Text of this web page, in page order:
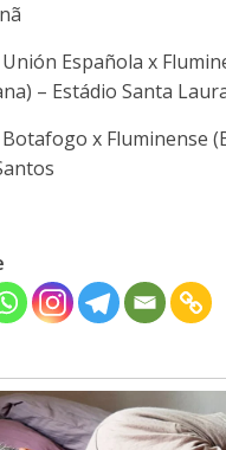
Española x
– Estádio Santa
x Fluminense